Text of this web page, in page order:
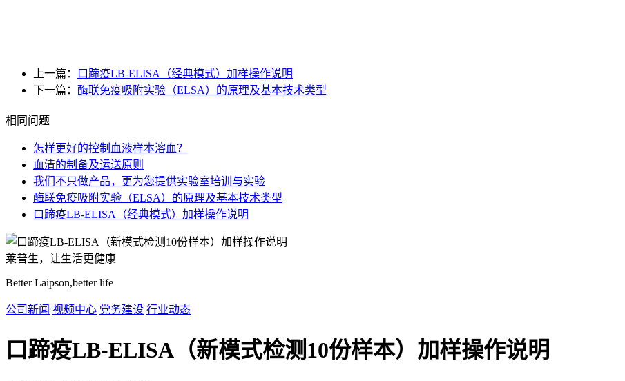
上一篇：
口蹄疫LB-ELISA（经典模式）加样操作说明
下一篇： 酶联免疫吸附实验（ELSA）的原理及基本技术类型
相同问题
怎样更好的控制血液样本溶血？
血清的制备及运送原则
我们不只做产品，更为您提供实验室培训与实验
酶联免疫吸附实验（ELSA）的原理及基本技术类型
口蹄疫LB-ELISA（经典模式）加样操作说明
莱普生，让生活更健康
Better Laipson,better life
公司新闻 视频中心 党务建设 行业动态
口蹄疫LB-ELISA（新模式检测10份样本）加样操作说明